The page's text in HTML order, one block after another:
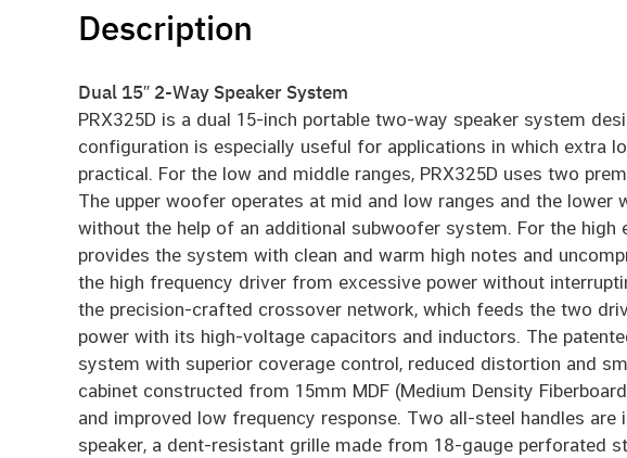
Description
Dual 15″ 2-Way Speaker System
PRX325D is a dual 15-inch portable two-way speaker system
configuration is especially useful for applications in which extra
practical. For the low and middle ranges, PRX325D uses two
The upper woofer operates at mid and low ranges and the
without the help of an additional subwoofer system. For the
provides the system with clean and warm high notes and
the high frequency driver from excessive power without
the precision-crafted crossover network, which feeds the two
power with its high-voltage capacitors and inductors. The
system with superior coverage control, reduced distortion and
cabinet constructed from 15mm MDF (Medium Density
and improved low frequency response. Two all-steel handles
speaker, a dent-resistant grille made from 18-gauge perforated